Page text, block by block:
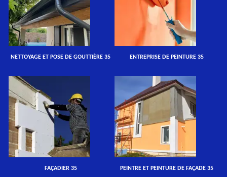
NETTOYAGE ET POSE DE GOUTTIÈRE 35 ENTREPRISE DE PEINTURE 35
FAÇADIER 35 PEINTRE ET PEINTURE DE FAÇADE 35